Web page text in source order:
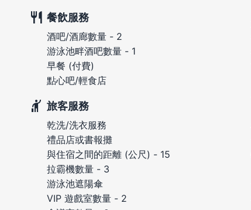
餐飲服務
酒吧/酒廊數量 - 2
游泳池畔酒吧數量 - 1
早餐 (付費)
點心吧/輕食店
旅客服務
乾洗/洗衣服務
禮品店或書報攤
與住宿之間的距離 (公尺) - 15
拉霸機數量 - 3
游泳池遮陽傘
VIP 遊戲室數量 - 2